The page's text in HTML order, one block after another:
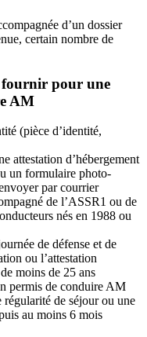
d’un dossier
certain nombre de
fournir pour une
AM
(pièce d’identité,
attestation d’hébergement
un formulaire photo-
par courrier
de l’ASSR1 ou de
nés en 1988 ou
de défense et de
ou l’attestation
moins de 25 ans
permis de conduire AM
de séjour ou une
au moins 6 mois